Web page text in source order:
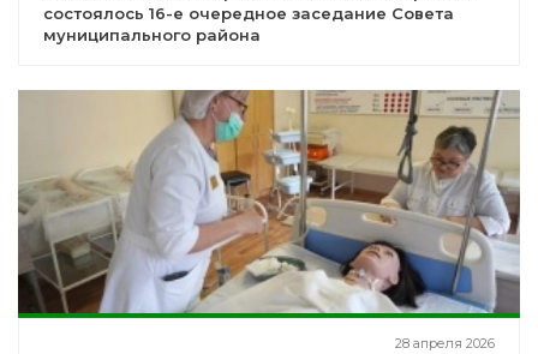
состоялось 16-е очередное заседание Совета
муниципального района
28 апреля 2026